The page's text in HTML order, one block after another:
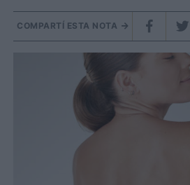
COMPARTÍ ESTA NOTA